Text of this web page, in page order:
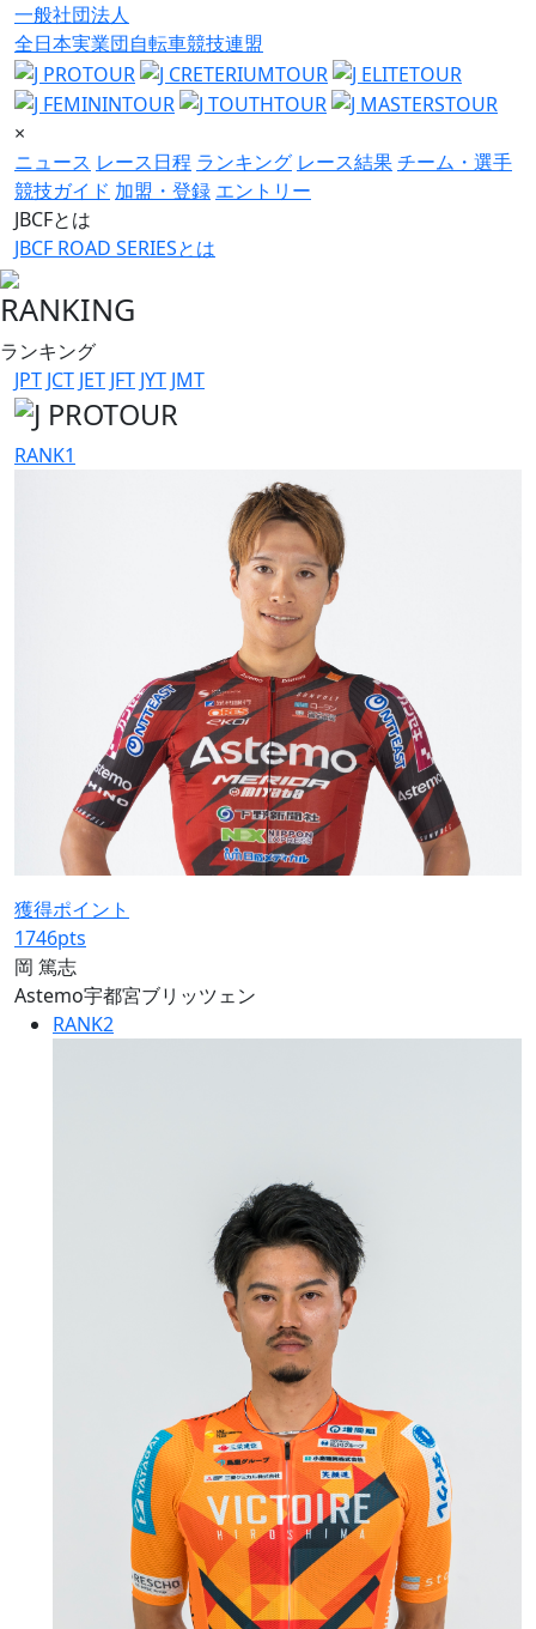
一般社団法人
全日本実業団自転車競技連盟
×
ニュース レース日程 ランキング レース結果チーム・選手
競技ガイド 加盟・登録 エントリー
JBCFとは
JBCF ROAD SERIESとは
RANKING
ランキング
JPT JCT JET JFT JYT JMT
RANK1
獲得ポイント
1746pts
岡 篤志
Astemo宇都宮ブリッツェン
RANK2